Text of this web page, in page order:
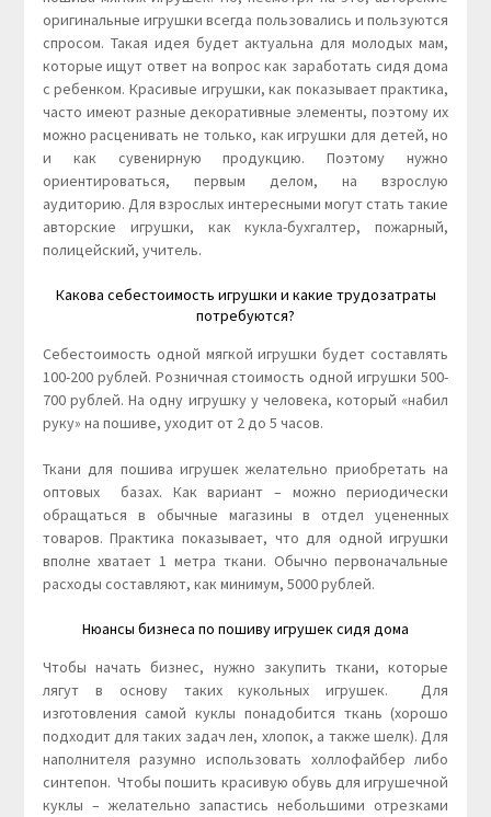
оригинальные игрушки всегда пользовались и пользуются
спросом. Такая идея будет актуальна для молодых мам,
которые ищут ответ на вопрос как заработать сидя дома
с ребенком. Красивые игрушки, как показывает практика,
часто имеют разные декоративные элементы, поэтому их
можно расценивать не только, как игрушки для детей, но
и как сувенирную продукцию. Поэтому нужно
ориентироваться, первым делом, на взрослую
аудиторию. Для взрослых интересными могут стать такие
авторские игрушки, как кукла-бухгалтер, пожарный,
полицейский, учитель.
Какова себестоимость игрушки и какие трудозатраты
потребуются?
Себестоимость одной мягкой игрушки будет составлять
100-200 рублей. Розничная стоимость одной игрушки 500-
700 рублей. На одну игрушку у человека, который «набил
руку» на пошиве, уходит от 2 до 5 часов.
Ткани для пошива игрушек желательно приобретать на
оптовых базах. Как вариант – можно периодически
обращаться в обычные магазины в отдел уцененных
товаров. Практика показывает, что для одной игрушки
вполне хватает 1 метра ткани. Обычно первоначальные
расходы составляют, как минимум, 5000 рублей.
Нюансы бизнеса по пошиву игрушек сидя дома
Чтобы начать бизнес, нужно закупить ткани, которые
лягут в основу таких кукольных игрушек. Для
изготовления самой куклы понадобится ткань (хорошо
подходит для таких задач лен, хлопок, а также шелк). Для
наполнителя разумно использовать холлофайбер либо
синтепон. Чтобы пошить красивую обувь для игрушечной
куклы – желательно запастись небольшими отрезками